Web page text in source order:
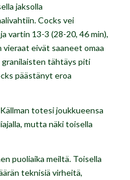
jaksolla
Cocks vei
vartin 13-3 (28-20, 46 min),
eivät saaneet omaa
granilaisten tähtäys piti
päästänyt eroa
totesi joukkueensa
mutta näki toisella
puoliaika meiltä. Toisella
teknisiä virheitä,